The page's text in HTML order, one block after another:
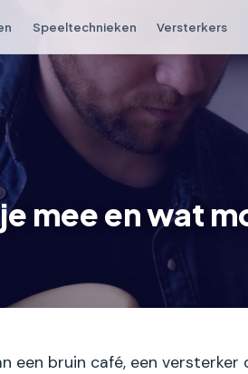
Speeltechnieken Versterkers
mee en wat
een bruin café, een